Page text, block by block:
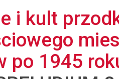
i kult
po 1945